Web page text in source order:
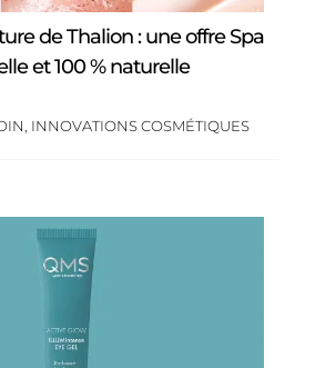
de Thalion : une offre Spa
et 100 % naturelle
INNOVATIONS COSMÉTIQUES